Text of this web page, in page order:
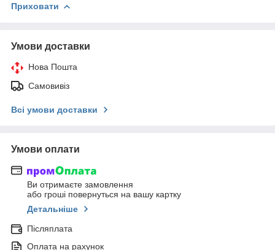
Приховати
Умови доставки
Нова Пошта
Самовивіз
Всі умови доставки
Умови оплати
Ви отримаєте замовлення
або гроші повернуться на вашу картку
Детальніше
Післяплата
Оплата на рахунок